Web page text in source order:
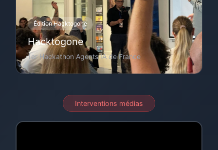
Édition Hacktogone
Hacktogone
1er Hackathon Agents IA de France
Interventions médias